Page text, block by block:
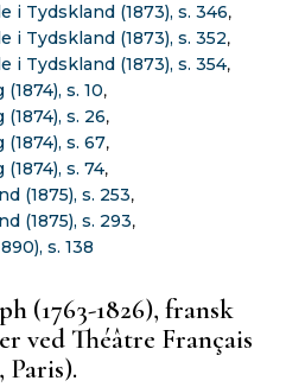
i Tydskland (1873), s. 346,
i Tydskland (1873), s. 352,
i Tydskland (1873), s. 354,
s. 10,
s. 26,
s. 67,
s. 74,
(1875), s. 253,
(1875), s. 293,
s. 138
(1763-1826), fransk
ved Théâtre Français
Paris).